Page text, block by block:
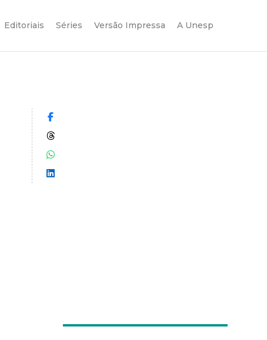
Editoriais Séries Versão Impressa A Unesp
Compartilhar no Facebook
Compartilhar no Threads
Compartilhar no WhatsApp
Compartilhar no LinkedIn